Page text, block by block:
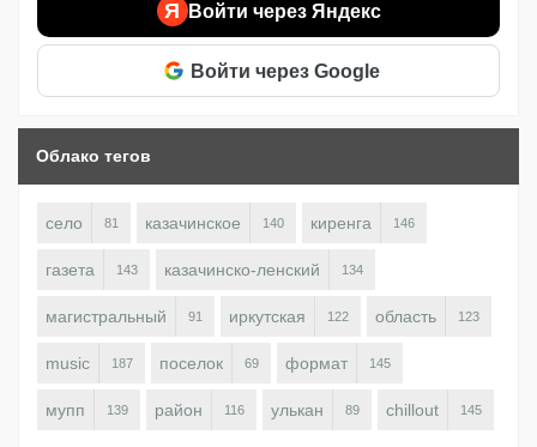
Я Войти через Яндекс
Войти через Google
Облако тегов
село 81 казачинское 140 киренга 146
газета 143 казачинско-ленский 134
магистральный 91 иркутская 122 область 123
music 187 поселок 69 формат 145
мупп 139 район 116 улькан 89 chillout 145